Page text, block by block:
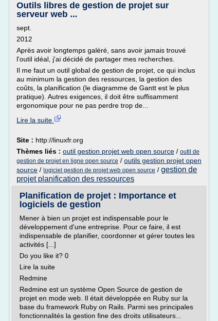
Outils libres de gestion de projet sur
serveur web ...
sept.
2012
Après avoir longtemps galéré, sans avoir jamais trouvé
l'outil idéal, j'ai décidé de partager mes recherches.
Il me faut un outil global de gestion de projet, ce qui inclus
au minimum la gestion des ressources, la gestion des
coûts, la planification (le diagramme de Gantt est le plus
pratique). Autres exigences, il doit être suffisamment
ergonomique pour ne pas perdre trop de...
Lire la suite
Site : http://linuxfr.org
Thèmes liés : outil gestion projet web open source / outil de
gestion de projet en ligne open source / outils gestion projet open
source / logiciel gestion de projet web open source / gestion de
projet planification des ressources
Planification de projet : Importance et
logiciels de gestion
Mener à bien un projet est indispensable pour le
développement d'une entreprise. Pour ce faire, il est
indispensable de planifier, coordonner et gérer toutes les
activités [...]
Do you like it? 0
Lire la suite
Redmine
Redmine est un système Open Source de gestion de
projet en mode web. Il était développée en Ruby sur la
base du framework Ruby on Rails. Parmi ses principales
fonctionnalités la gestion fine des droits utilisateurs...